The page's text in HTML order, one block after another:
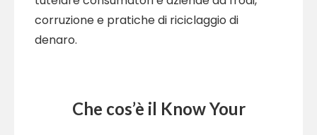
corruzione e pratiche di riciclaggio di
denaro.
Che cos’è il Know Your